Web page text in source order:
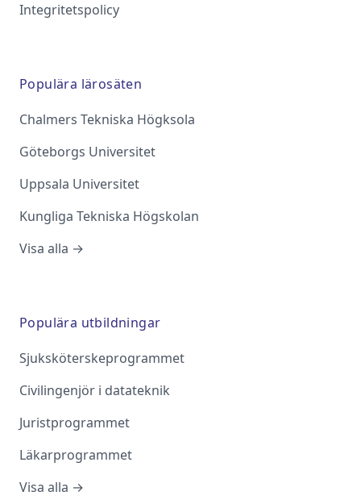
Integritetspolicy
Populära lärosäten
Chalmers Tekniska Högksola
Göteborgs Universitet
Uppsala Universitet
Kungliga Tekniska Högskolan
Visa alla →
Populära utbildningar
Sjuksköterskeprogrammet
Civilingenjör i datateknik
Juristprogrammet
Läkarprogrammet
Visa alla →